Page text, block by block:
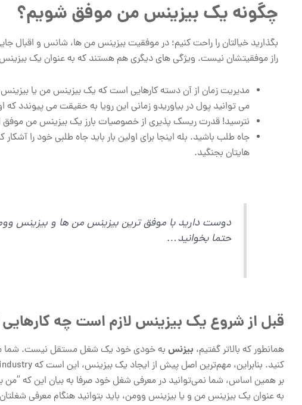
چگونه یک بیزینس من موفق شویم؟
بگذارید خیالتان را راحت کنیم؛ در موفقیت بیزینس من ها، شانس و
راز موفقیتشان نیست. ویژگی های دیگری هم هستند که به عنوان یک
مدیریت زمان از آن دسته کارهایی است که یک بیزینس من یا بیزینس
می توانید پول در بیاوریدو زمانی این رویا به حقیقت می پیوندد که
نترسید! قدرت ریسک پذیری از خصوصیات بارز یک بیزینس من
جاه طلب باشید. بله اینجا برای اولین بار باید جاه طلبی خود را
هایتان بجنگید.
دوست دارید با موفق ترین بیزینس من ها و بیزینس
حتما بخوانید…
قبل از شروع یک بیزینس لازم است چه
همانطور که بالاتر گفتیم، بیزنس به خودی خود یک شغل مستقل نیست. شما
کنید. بنابراین، مهم‌ترین اصل پیش از ایجاد یک بیزینس، این است که industry و یا صنعت بیزینس خود را مشخص کنید.
بر همین اساس، شما نمی‌توانید در معرفی شغل خود صرفا به بیان این که
به عنوان یک بیزینس من و یا بیزینس وومن، باید بتوانید هنگام معرفی